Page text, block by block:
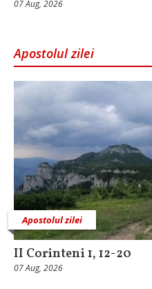
07 Aug, 2026
Apostolul zilei
Apostolul zilei
II Corinteni 1, 12-20
07 Aug, 2026